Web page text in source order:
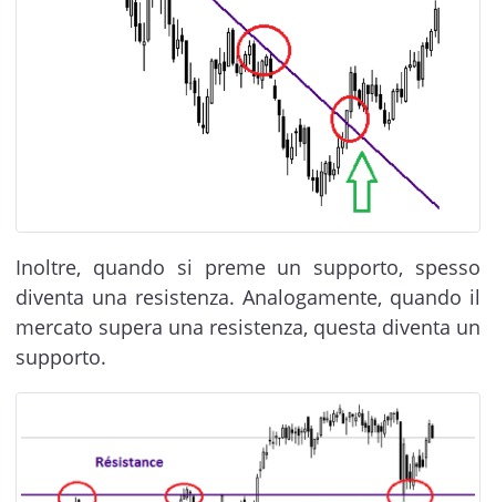
Inoltre, quando si preme un supporto, spesso
diventa una resistenza. Analogamente, quando il
mercato supera una resistenza, questa diventa un
supporto.